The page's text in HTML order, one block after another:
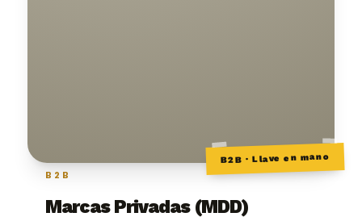
B2B · Llave en mano
B2B
Marcas Privadas (MDD)